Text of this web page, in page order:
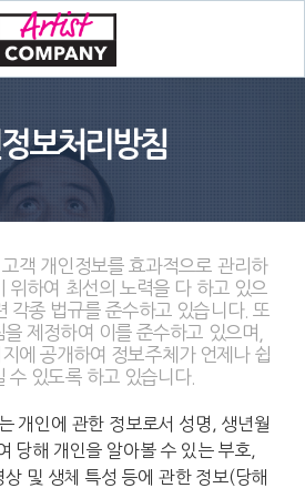
보처리방침
객 개인정보를 효과적으로 관리하
위하여 최선의 노력을 다 하고 있으
각종 법규를 준수하고 있습니다. 또
제정하여 이를 준수하고 있으며,
에 공개하여 정보주체가 언제나 쉽
수 있도록 하고 있습니다.
개인에 관한 정보로서 성명, 생년월
당해 개인을 알아볼 수 있는 부호,
및 생체 특성 등에 관한 정보(당해